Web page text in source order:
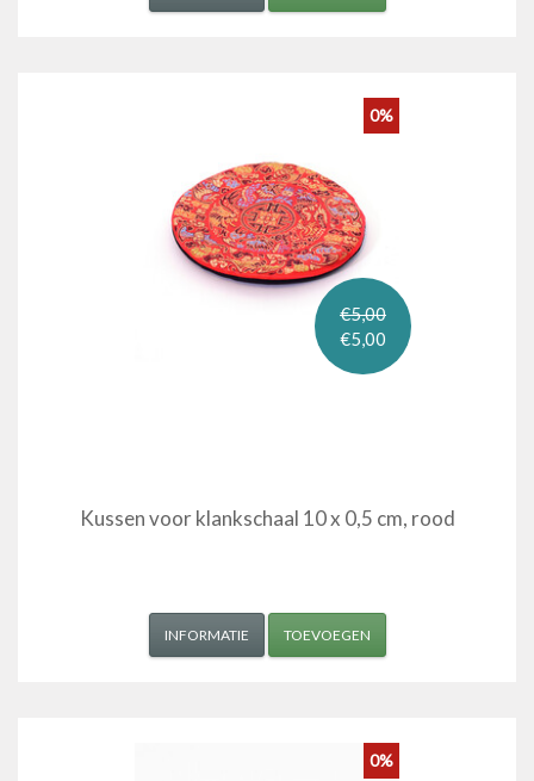
€5,00
€5,00
0%
Kussen voor klankschaal 10 x 0,5 cm, rood
INFORMATIE TOEVOEGEN
0%